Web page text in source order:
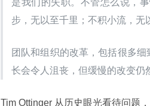
是我们的失职。不管怎么说，
步，无以至千里；不积小流，无
团队和组织的改革，包括很多
长会令人沮丧，但缓慢的改变仍
Tim Ottinger 从历史眼光看待问题